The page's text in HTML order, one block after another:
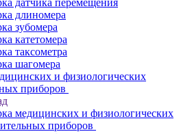
датчика перемещения
длиномера
зубомера
катетомера
таксометра
шагомера
и физиологических
приборов
медицинских и физиологических
приборов